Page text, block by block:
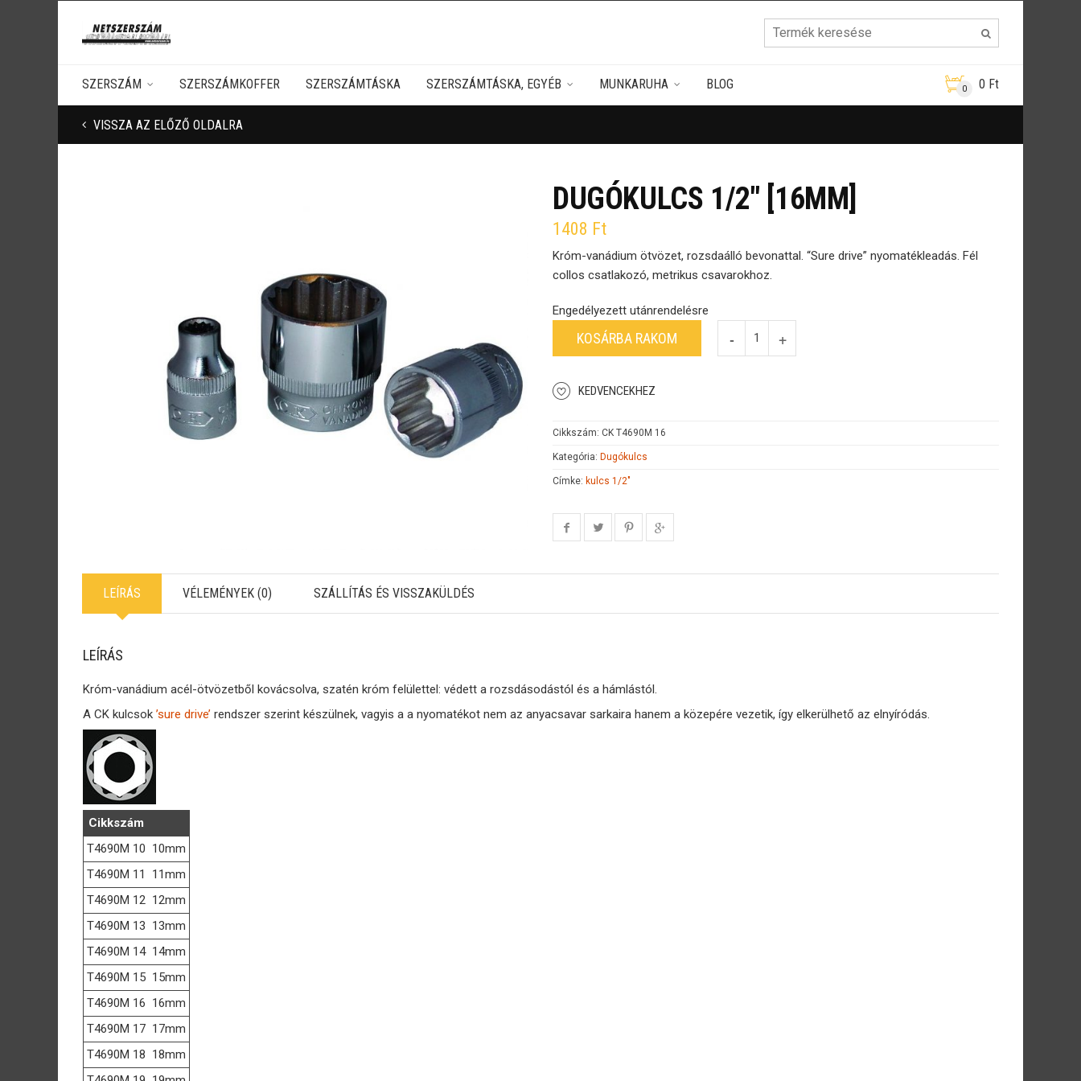
SZERSZÁM SZERSZÁMKOFFER SZERSZÁMTÁSKA SZERSZÁMTÁSKA, EGYÉB MUNKARUHA BLOG 0 0 Ft
VISSZA AZ ELŐZŐ OLDALRA
DUGÓKULCS 1/2″ [16MM]
1408 Ft
Króm-vanádium ötvözet, rozsdaálló bevonattal. “Sure drive” nyomatékleadás. Fél
collos csatlakozó, metrikus csavarokhoz.
Engedélyezett utánrendelésre
KOSÁRBA RAKOM
KEDVENCEKHEZ
Cikkszám: CK T4690M 16
Kategória: Dugókulcs
Címke: kulcs 1/2"
LEÍRÁS VÉLEMÉNYEK (0) SZÁLLÍTÁS ÉS VISSZAKÜLDÉS
LEÍRÁS
Króm-vanádium acél-ötvözetből kovácsolva, szatén króm felülettel: védett a rozsdásodástól és a hámlástól.
A CK kulcsok ’sure drive’ rendszer szerint készülnek, vagyis a a nyomatékot nem az anyacsavar sarkaira hanem a közepére vezetik, így elkerülhető az elnyíródás.
Cikkszám
T4690M 10 10mm
T4690M 11
11mm
T4690M 12 12mm
T4690M 13 13mm
T4690M 14 14mm
T4690M 15 15mm
T4690M 16 16mm
T4690M 17 17mm
T4690M 18 18mm